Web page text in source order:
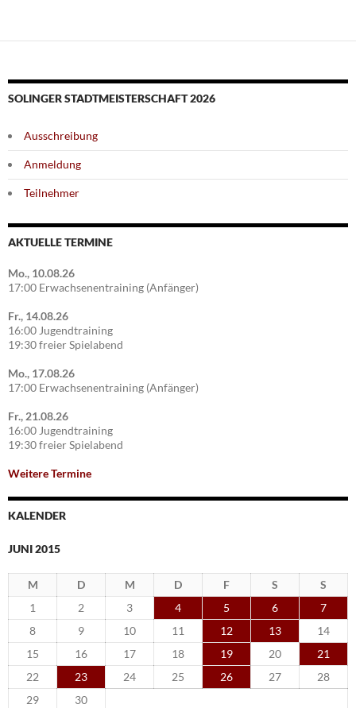
SOLINGER STADTMEISTERSCHAFT 2026
Ausschreibung
Anmeldung
Teilnehmer
AKTUELLE TERMINE
Mo., 10.08.26
17:00 Erwachsenentraining (Anfänger)
Fr., 14.08.26
16:00 Jugendtraining
19:30 freier Spielabend
Mo., 17.08.26
17:00 Erwachsenentraining (Anfänger)
Fr., 21.08.26
16:00 Jugendtraining
19:30 freier Spielabend
Weitere Termine
KALENDER
JUNI 2015
M D M D F S
S
1
2 3 4 5 6
7
8
9 10 11 12 13
14
15
16 17 18 19 20
21
22
23 24 25 26 27
28
29
30